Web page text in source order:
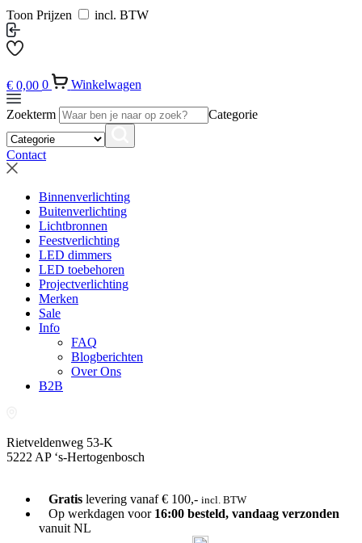
Toon Prijzen incl. BTW
€ 0,00 0 Winkelwagen
Zoekterm Categorie
Contact
Binnenverlichting
Buitenverlichting
Lichtbronnen
Feestverlichting
LED dimmers
LED toebehoren
Projectverlichting
Merken
Sale
Info
FAQ
Blogberichten
Over Ons
B2B
Rietveldenweg 53-K
5222 AP ‘s-Hertogenbosch
Gratislevering vanaf € 100,- incl. BTW
Op werkdagen voor 16:00 besteld, vandaag verzonden
vanuit NL